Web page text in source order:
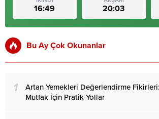
16:49 20:03
Bu Ay Çok Okunanlar
1
Artan Yemekleri Değerlendirme
Mutfak İçin Pratik Yollar